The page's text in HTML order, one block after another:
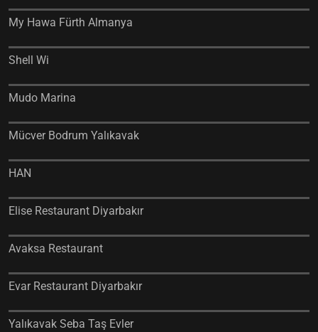
My Hawa Fürth Almanya
Shell Wi
Mudo Marina
Mücver Bodrum Yalıkavak
HAN
Elise Restaurant Diyarbakır
Avaksa Restaurant
Evar Restaurant Diyarbakır
Yalıkavak Seba Taş Evler